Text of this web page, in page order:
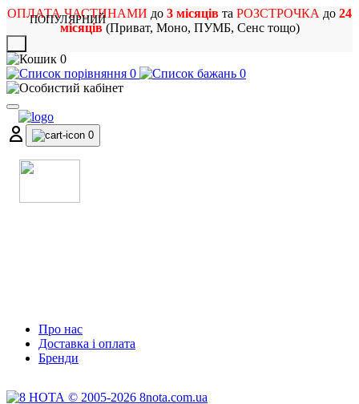
ОПЛАТА ЧАСТИНАМИ до 3 місяців та РОЗСТРОЧКА до 24
місяців(Приват, Моно, ПУМБ, Сенс тощо)
0
0
0
0
Про нас
Доставка і оплата
Бренди
ПОПУЛЯРНИЙ